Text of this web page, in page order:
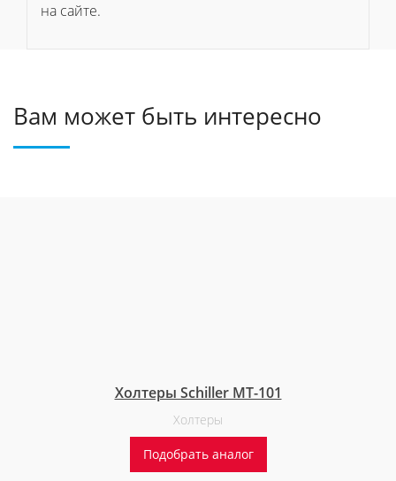
на сайте.
Вам может быть интересно
Холтеры Schiller MT-101
Холтеры
Подобрать аналог